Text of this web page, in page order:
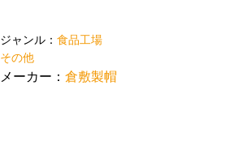
ジャンル： 食品工場
その他
メーカー： 倉敷製帽